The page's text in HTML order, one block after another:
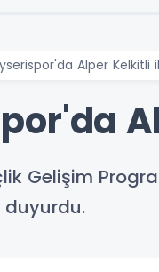
Alper Kelkitli
Gelişim
duyurdu.